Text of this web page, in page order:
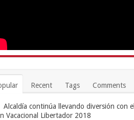
Recent Tags Comments
Alcaldía continúa llevando diversión con el
Vacacional Libertador 2018